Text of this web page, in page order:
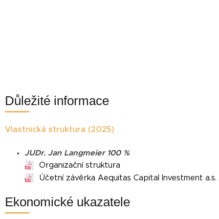
Důležité informace
Vlastnická struktura (2025)
JUDr. Jan Langmeier 100 %
Organizační struktura
Účetní závěrka Aequitas Capital Investment a.s.
Ekonomické ukazatele